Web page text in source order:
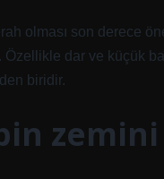
olması son derece
Özellikle dar ve küçük
biridir.
zemini